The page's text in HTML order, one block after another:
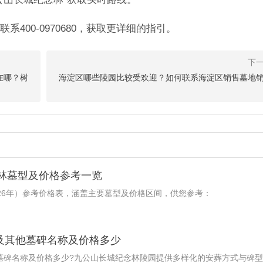
400-0970680，获取更详细的指引。
哪？树
海淀区哪些陵园比较受欢迎？如何联系海淀区销售墓地
墓型及价格参考一览
年）参考价格表，涵盖主要墓型及价格区间，供您参考：
其他墓碑名称及价格多少
名称及价格多少?九公山长城纪念林陵园提供多样化的安葬方式与碑